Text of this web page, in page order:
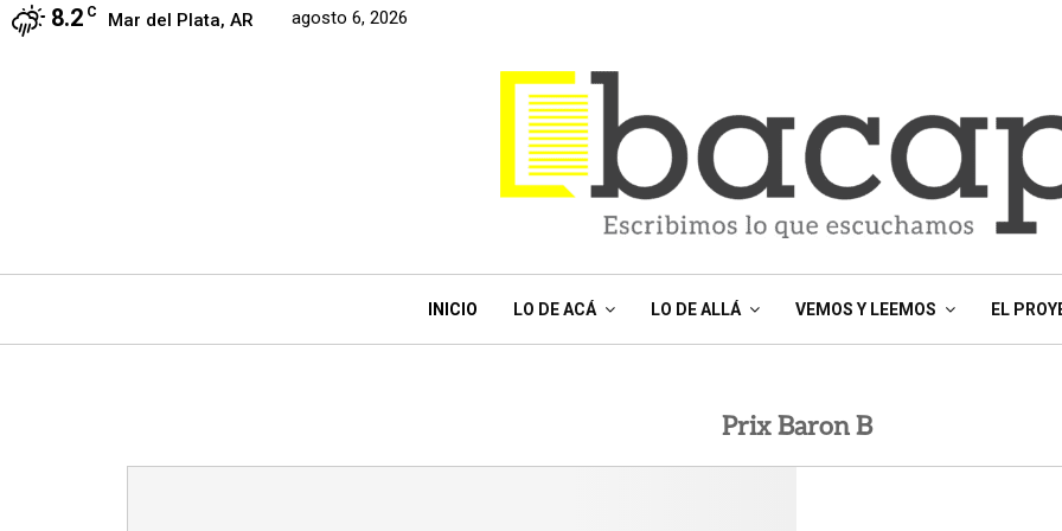
8.2 C Mar del Plata, AR agosto 6, 2026
INICIO LO DE ACÁ LO DE ALLÁ VEMOS Y LEEMOS EL
Prix Baron B